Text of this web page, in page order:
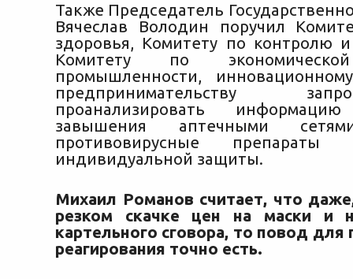
Также Председатель
Вячеслав Володин поручил
здоровья, Комитету по контролю
Комитету по
промышленности,
предпринимательству
проанализировать
завышения аптечными
противовирусные
индивидуальной защиты.
Михаил Романов считает, что
резком скачке цен на маски и
картельного сговора, то повод для
реагирования точно есть.